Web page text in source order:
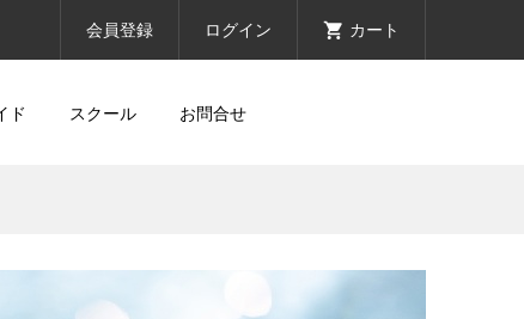
会員登録 ログイン カート
ド スクール お問合せ